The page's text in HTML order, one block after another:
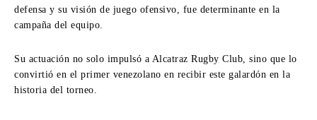
defensa y su visión de juego ofensivo, fue determinante en la
campaña del equipo.
Su actuación no solo impulsó a Alcatraz Rugby Club, sino que lo
convirtió en el primer venezolano en recibir este galardón en la
historia del torneo.